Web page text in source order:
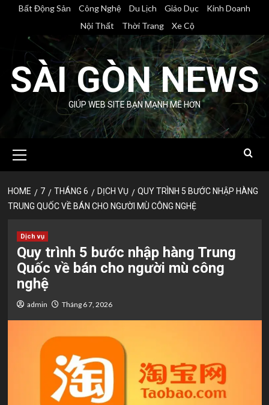
content
Bất Động Sản Công Nghệ Du Lịch Giáo Dục
Kinh Doanh
Nội Thất
Thời Trang Xe Cộ
SÀI GÒN NEWS
GIÚP WEB SITE BẠN MẠNH MẼ HƠN
Menu
HOME 7 THÁNG 6 DỊCH VỤ
QUY TRÌNH 5 BƯỚC NHẬP HÀNG
TRUNG QUỐC VỀ BÁN CHO NGƯỜI MÙ CÔNG NGHỆ
Dịch vụ
Quy trình 5 bước nhập hàng Trung
Quốc về bán cho người mù công
nghệ
admin Tháng 6 7, 2026